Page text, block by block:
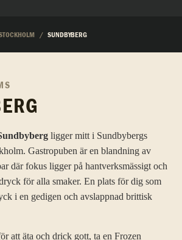
SUNDBYBERG
ligger mitt i Sundbybergs
Gastropuben är en blandning av
där fokus ligger på hantverksmässigt och
för alla smaker. En plats för dig som
i en gedigen och avslappnad brittisk
att äta och drick gott, ta en Frozen